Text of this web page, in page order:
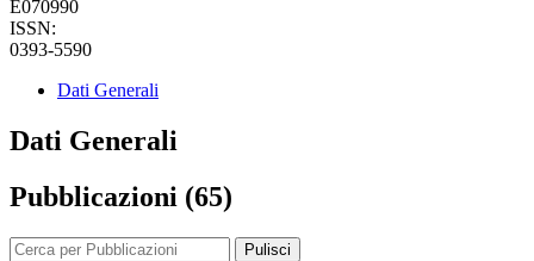
E070990
ISSN:
0393-5590
Dati Generali
Dati Generali
Pubblicazioni (65)
Pulisci